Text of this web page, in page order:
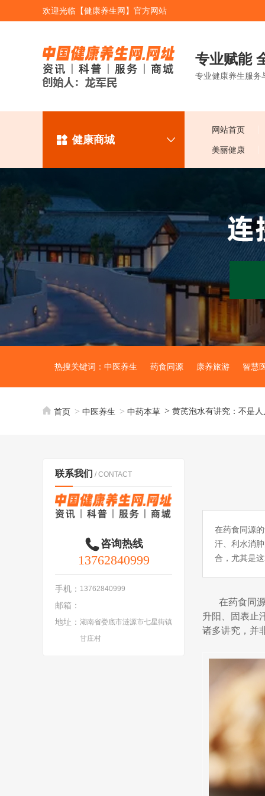
欢迎光临【健康养生网】官方网站
专业赋能
专业健康养生服务
健康商城
网站首页
美丽健康
热搜关键词： 中医养生 药食同源 康养旅游 智慧
首页 中医养生 中药本草 黄芪泡水有讲究：不是
联系我们 / CONTACT
咨询热线
13762840999
手机： 13762840999
邮箱：
地址： 湖南省娄底市涟源市七星街镇
甘庄村
在药食同源
汗、利水消
合，尤其是
在药食同
升阳、固表止
诸多讲究，并